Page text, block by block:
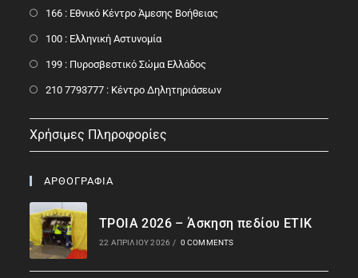
166 : Εθνικό Κέντρο Άμεσης Βοήθειας
100 : Ελληνική Αστυνομία
199 : Πυροσβεστικό Σώμα Ελλάδος
210 7793777 : Kέντρο Δηλητηριάσεων
Χρήσιμες Πληροφορίες
ΑΡΘΟΓΡΑΦΙΑ
ΤΡΟΙΑ 2026 – Άσκηση πεδίου ΕΤΙΚ
22 ΑΠΡΙΛΊΟΥ 2026 / 0 COMMENTS